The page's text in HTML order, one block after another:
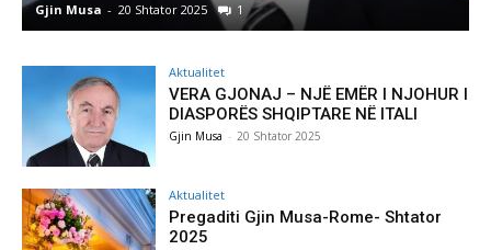
Gjin Musa - 8 Shtator 2025
Aktualitet
VERA GJONAJ – NJË EMËR I NJOHUR I
DIASPORËS SHQIPTARE NË ITALI
Gjin Musa - 20 Shtator 2025
Aktualitet
Pregaditi Gjin Musa-Rome- Shtator
2025